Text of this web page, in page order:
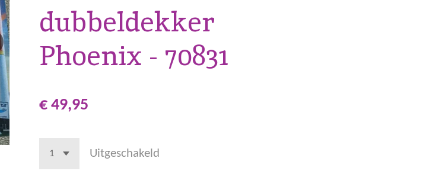
dubbeldekker
Phoenix - 70831
€ 49,95
Uitgeschakeld